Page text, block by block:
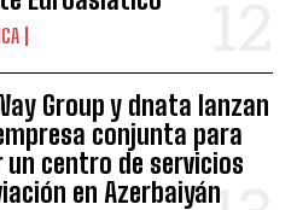
Group y dnata lanzan
conjunta para
un centro de servicios
en Azerbaiyán